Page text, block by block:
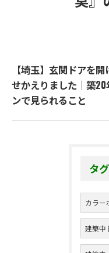
【埼玉】玄関ドアを
せかえりました｜築
ンで見られること
タグ
カラー
建築中